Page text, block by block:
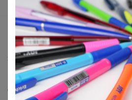
Вакансии
support@24-ok.ru
Написать в поддержку
Защита покупателя
Помощь
О нас